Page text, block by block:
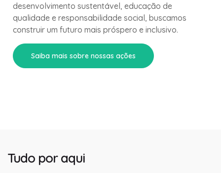
desenvolvimento sustentável, educação de
qualidade e responsabilidade social, buscamos
construir um futuro mais próspero e inclusivo.
Saiba mais sobre nossas ações
Tudo por aqui